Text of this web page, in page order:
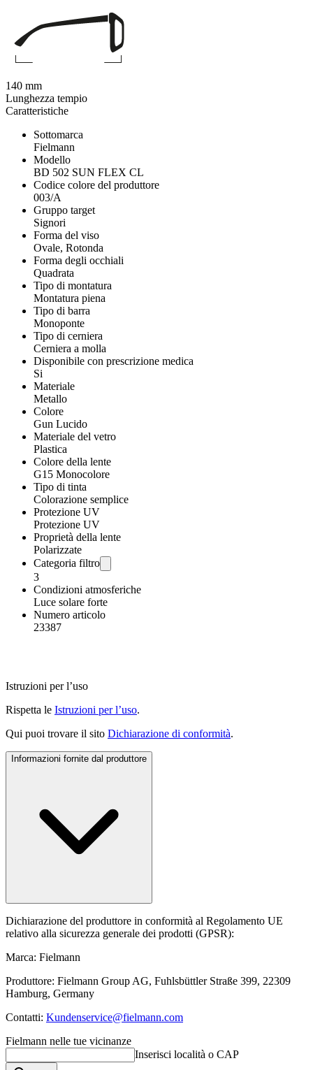
Caratteristiche
Sottomarca
Fielmann
Modello
BD 502 SUN FLEX CL
Codice colore del produttore
003/A
Gruppo target
Signori
Forma del viso
Ovale, Rotonda
Forma degli occhiali
Quadrata
Tipo di montatura
Montatura piena
Tipo di barra
Monoponte
Tipo di cerniera
Cerniera a molla
Disponibile con prescrizione medica
Si
Materiale
Metallo
Colore
Gun Lucido
Materiale del vetro
Plastica
Colore della lente
G15 Monocolore
Tipo di tinta
Colorazione semplice
Protezione UV
Protezione UV
Proprietà della lente
Polarizzate
Categoria filtro
3
Condizioni atmosferiche
Luce solare forte
Numero articolo
23387
Istruzioni per l’uso
Rispetta le Istruzioni per l’uso.
Qui puoi trovare il sito Dichiarazione di conformità.
Informazioni fornite dal produttore
Dichiarazione del produttore in conformità al Regolamento UE
relativo alla sicurezza generale dei prodotti (GPSR):
Marca: Fielmann
Produttore: Fielmann Group AG, Fuhlsbüttler Straße 399, 22309
Hamburg, Germany
Contatti: Kundenservice@fielmann.com
140 mm
Lunghezza tempio
Fielmann nelle tue vicinanze
Inserisci località o CAP